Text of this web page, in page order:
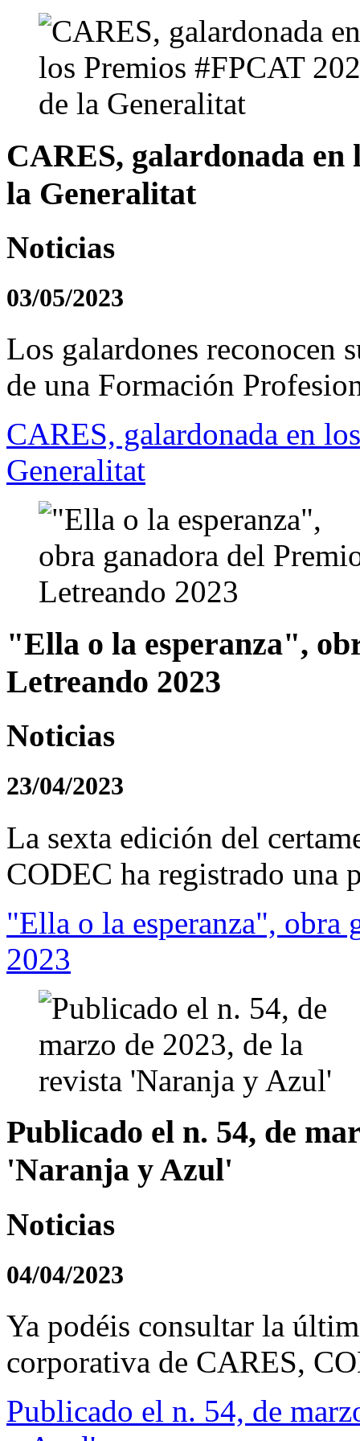
CARES, galardonada en
la Generalitat
Noticias
03/05/2023
Los galardones reconocen
de una Formación
CARES, galardonada en
Generalitat
"Ella o la esperanza",
Letreando 2023
Noticias
23/04/2023
La sexta edición del
CODEC ha registrado una
"Ella o la esperanza", obra
2023
Publicado el n. 54, de
'Naranja y Azul'
Noticias
04/04/2023
Ya podéis consultar la
corporativa de CARES,
Publicado el n. 54, de